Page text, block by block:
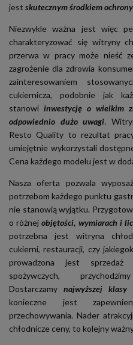
jest skutecznym środkiem
Niezwykle ważna jest więc
charakteryzować się witryny
przerwa w pracy może nieść
zagrożenie dla zdrowia
zainteresowaniem
cukiernicza, podobnie jak
stanowi inwestycję o wielkim
odpowiednio dużo uwagi.
Resto Quality to rezultat
umiejętnie wykorzystali
Cena każdego modelu jest w
Nasza oferta pozwala
potrzebom każdego punktu
nie stanowią wyjątku.
o różnejobjętości, wymiarach i
potrzebna jest witryna
cukierni, restauracji, czy
prowadzona jest sprzedaż
spożywczych,
Dostarczamy najwyższej klasy
konieczne jest
przechowywania. Nader
chłodnicze ceny, to kolejny